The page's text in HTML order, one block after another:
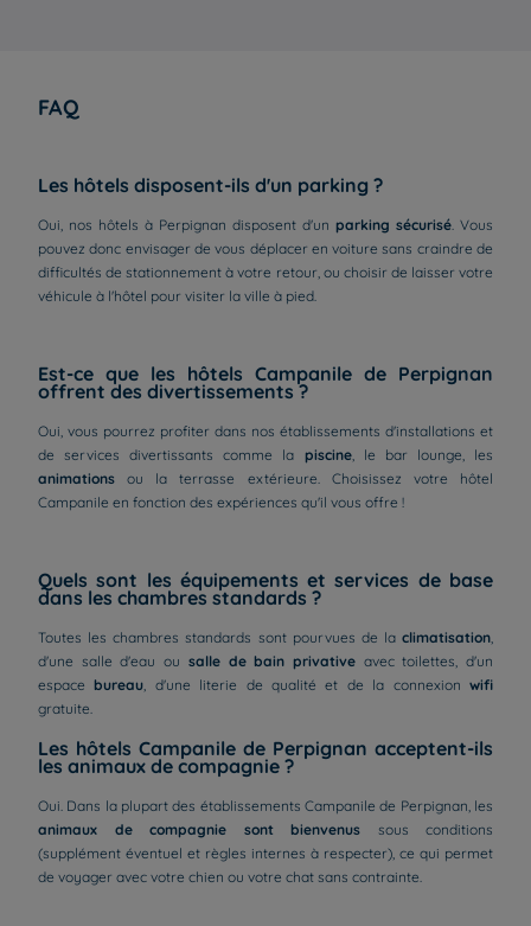
FAQ
Les hôtels disposent-ils d'un parking ?
Oui, nos hôtels à Perpignan disposent d'un parking sécurisé . Vous
pouvez donc envisager de vous déplacer en voiture sans craindre de
difficultés de stationnement à votre retour, ou choisir de laisser votre
véhicule à l'hôtel pour visiter la ville à pied.
Est-ce que les hôtels Campanile de Perpignan
offrent des divertissements ?
Oui, vous pourrez profiter dans nos établissements d'installations et
de services divertissants comme la piscine, le bar lounge, les
animationsou la terrasse extérieure. Choisissez votre hôtel
Campanile en fonction des expériences qu'il vous offre !
Quels sont les équipements et services de base
dans les chambres standards ?
Toutes les chambres standards sont pourvues de la climatisation
d'une salle d'eau ou salle de bain privativeavec toilettes, d'un
espacebureau , d'une literie de qualité et de la connexionwifi
gratuite.
Les hôtels Campanile de Perpignan acceptent-ils
les animaux de compagnie ?
Oui. Dans la plupart des établissements Campanile de Perpignan, les
animaux de compagnie sont bienvenus sous conditions
(supplément éventuel et règles internes à respecter), ce qui permet
de voyager avec votre chien ou votre chat sans contrainte.
Hôtels à Paris